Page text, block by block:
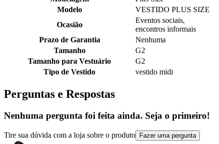
Modelo
VESTIDO PLUS SIZE
Ocasião
Eventos sociais,
encontros informais
Prazo de Garantia
Nenhuma
Tamanho
G2
Tamanho para Vestuário
G2
Tipo de Vestido
vestido midi
Perguntas e Respostas
Nenhuma pergunta foi feita ainda. Seja o primeiro!
Tire sua dúvida com a loja sobre o produto Fazer uma pergunta